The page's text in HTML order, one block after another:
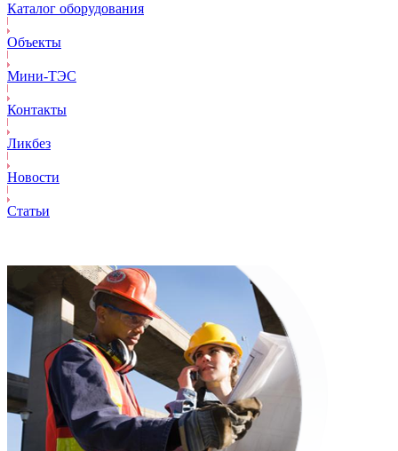
Каталог оборудования
Объекты
Mини-ТЭС
Контакты
Ликбез
Новости
Статьи